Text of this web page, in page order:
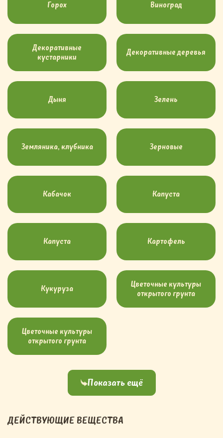
Горох Виноград
Декоративные
кустарники
Декоративные деревья
Дыня Зелень
Земляника, клубника Зерновые
Кабачок Капуста
Капуста Картофель
Кукуруза
Цветочные культуры
открытого грунта
Цветочные культуры
открытого грунта
Показать ещё
ДЕЙСТВУЮЩИЕ ВЕЩЕСТВА